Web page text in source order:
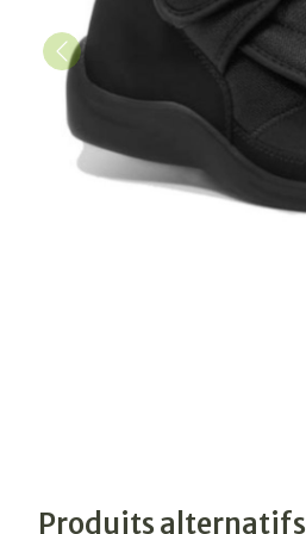
Produits alternatifs